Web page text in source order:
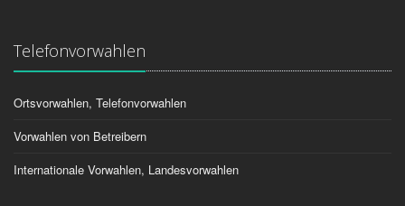
Telefonvorwahlen
Ortsvorwahlen, Telefonvorwahlen
Vorwahlen von Betreibern
Internationale Vorwahlen, Landesvorwahlen